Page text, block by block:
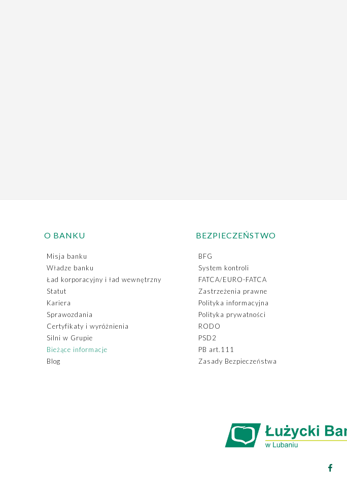
O BANKU
Misja banku
Władze banku
Ład korporacyjny i ład wewnętrzny
Statut
Kariera
Sprawozdania
Certyfikaty i wyróżnienia
Silni w Grupie
Bieżące informacje
Blog
BEZPIECZEŃSTWO
BFG
System kontroli
FATCA/EURO-FATCA
Zastrzeżenia prawne
Polityka informacyjna
Polityka prywatności
RODO
PSD2
PB art.111
Zasady Bezpieczeństwa